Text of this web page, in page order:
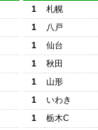
1
札幌
1
八戸
1
仙台
1
秋田
1
山形
1
いわき
1
栃木C